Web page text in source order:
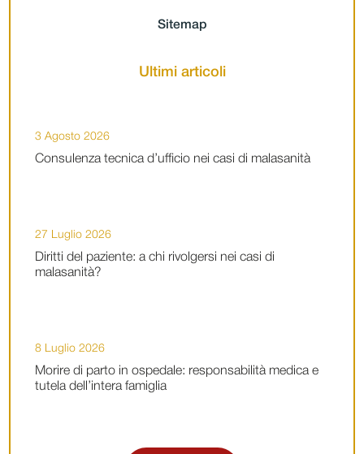
Sitemap
Ultimi articoli
Consulenza tecnica d’ufficio nei casi di malasanità
3 Agosto 2026
Diritti del paziente: a chi rivolgersi nei casi di
malasanità?
27 Luglio 2026
Morire di parto in ospedale: responsabilità medica e
tutela dell’intera famiglia
8 Luglio 2026